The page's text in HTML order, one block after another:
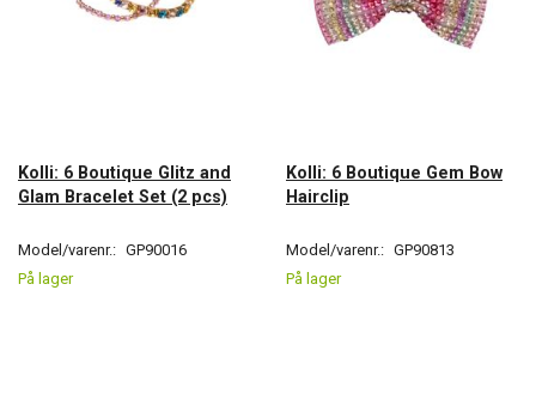
Kolli: 6 Boutique Glitz and
Glam Bracelet Set (2 pcs)
Model/varenr.: GP90016
På lager
Kolli: 6 Boutique Gem Bow
Hairclip
Model/varenr.: GP90813
På lager